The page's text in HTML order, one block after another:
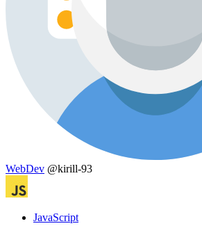
WebDev @kirill-93
JavaScript